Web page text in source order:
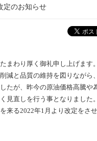
定のお知らせ
まわり厚く御礼申し上げます。
減と品質の維持を図りながら
たが、昨今の原油価格高騰や
見直しを行う事となりました。
来る2022年1月より改定をさ